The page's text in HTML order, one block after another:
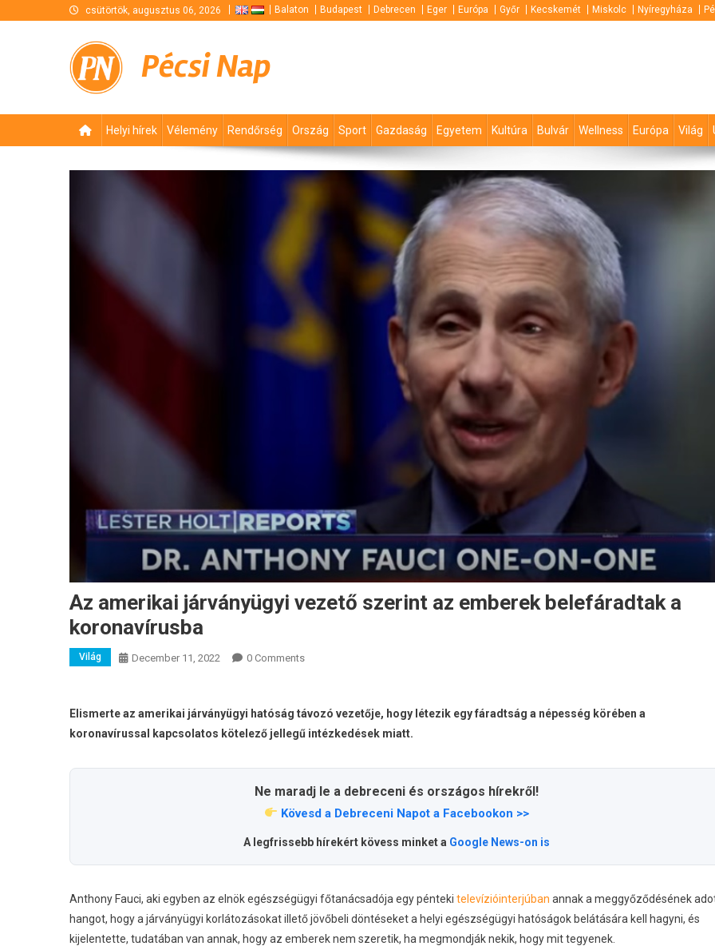
csütörtök, augusztus 06, 2026 Balaton Budapest Debrecen Eger Európa Győr Kecskemét Miskolc Nyíregyháza
Pécsi Nap
Helyi hírek Vélemény Rendőrség Ország Sport Gazdaság Egyetem Kultúra Bulvár Wellness Európa Világ
Az amerikai járványügyi vezető szerint az emberek belefáradtak a
koronavírusba
Világ December 11, 2022 0 Comments
Elismerte az amerikai járványügyi hatóság távozó vezetője, hogy létezik egy fáradtság a népesség körében a
koronavírussal kapcsolatos kötelező jellegű intézkedések miatt.
Ne maradj le a debreceni és országos hírekről!
Kövesd a Debreceni Napot a Facebookon >>
A legfrissebb hírekért kövess minket a Google News-on is
Anthony Fauci, aki egyben az elnök egészségügyi főtanácsadója egy pénteki televízióinterjúban annak a meggyőződésének
hangot, hogy a járványügyi korlátozásokat illető jövőbeli döntéseket a helyi egészségügyi hatóságok belátására kell hagyni, és
kijelentette, tudatában van annak, hogy az emberek nem szeretik, ha megmondják nekik, hogy mit tegyenek.